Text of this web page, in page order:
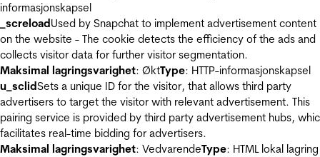
informasjonskapsel
_screloadUsed by Snapchat to implement advertisement content
on the website - The cookie detects the efficiency of the ads and
collects visitor data for further visitor segmentation.
Maksimal lagringsvarighet: ØktType: HTTP-informasjonskapsel
u_sclidSets a unique ID for the visitor, that allows third party
advertisers to target the visitor with relevant advertisement. This
pairing service is provided by third party advertisement hubs,
facilitates real-time bidding for advertisers.
Maksimal lagringsvarighet: VedvarendeType: HTML lokal lagring